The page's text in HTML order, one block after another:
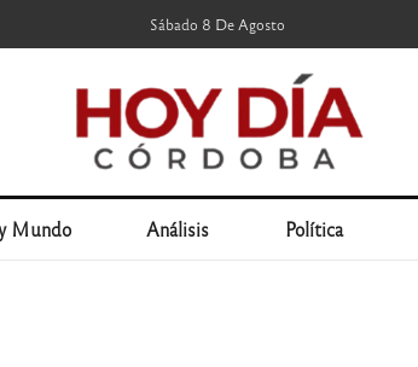
Sábado 8 De Agosto
Mundo Análisis Política